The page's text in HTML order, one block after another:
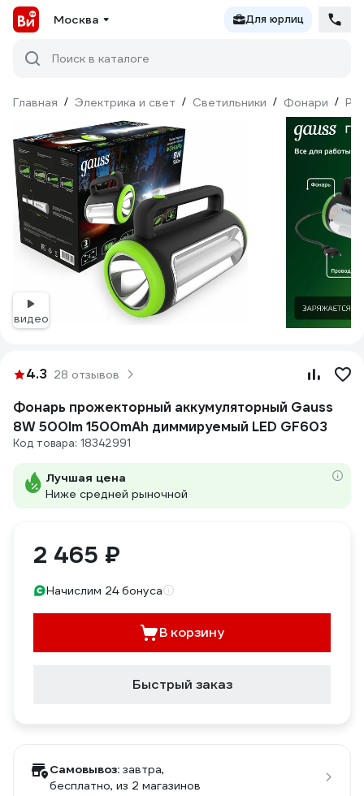
Москва Для юрлиц
Поиск в каталоге
Главная / Электрика и свет / Светильники / Фонари /
видео
4.3 28 отзывов
Фонарь прожекторный аккумуляторный Gauss
8W 500lm 1500mAh диммируемый LED GF603
Код товара: 18342991
Лучшая цена
Ниже средней рыночной
2 465 ₽
Начислим 24 бонуса
В корзину
Быстрый заказ
Самовывоз: завтра,
бесплатно, из 2 магазинов